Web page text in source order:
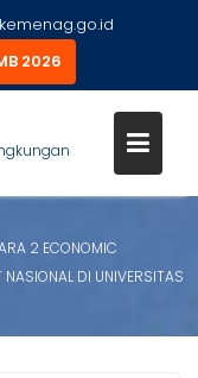
2026
2
DI
2 ECONOMIC
DI UNIVERSITAS